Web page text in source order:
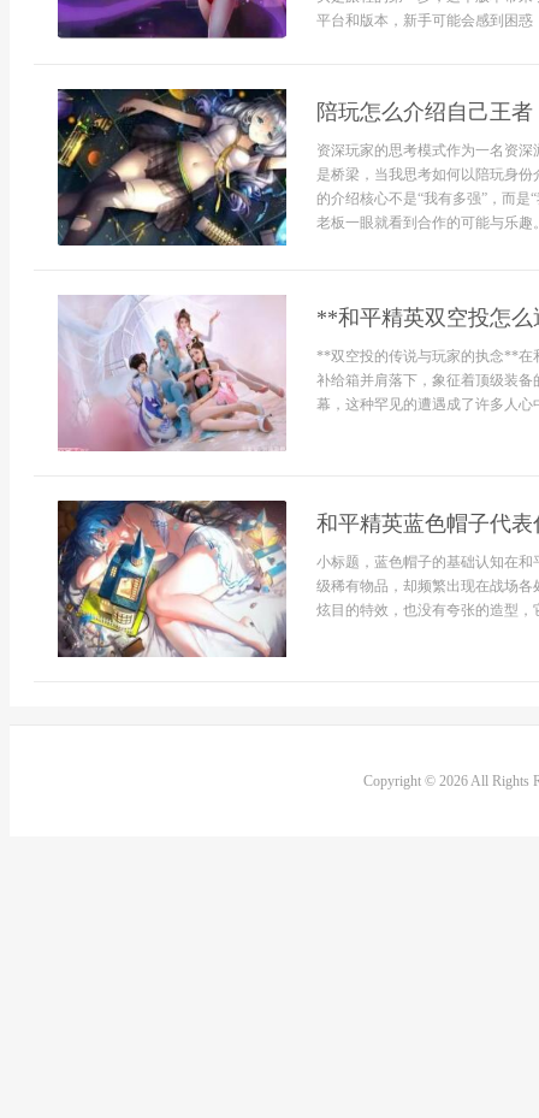
平台和版本，新手可能会感到困惑
陪玩怎么介绍自己王
资深玩家的思考模式作为一名资
是桥梁，当我思考如何以陪玩身
的介绍核心不是“我有多强”，而
老板一眼就看到合作的可能与乐
**和平精英双空投怎
**双空投的传说与玩家的执念**在
补给箱并肩落下，象征着顶级装
幕，这种罕见的遭遇成了许多人心
和平精英蓝色帽子代
小标题，蓝色帽子的基础认知在
级稀有物品，却频繁出现在战场
炫目的特效，也没有夸张的造型，
Copyright © 2026 All Rights